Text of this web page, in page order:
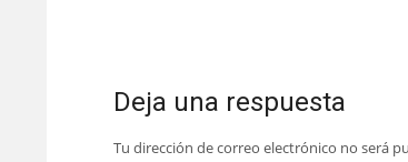
Deja una respuesta
Tu dirección de correo electrónico no será